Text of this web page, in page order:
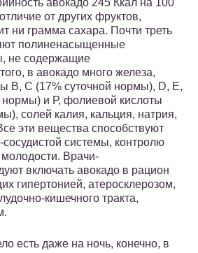
авокадо 245 Ккал на 100
от других фруктов,
ни грамма сахара. Почти треть
полиненасыщенные
не содержащие
в авокадо много железа,
В, С (17% суточной нормы), D, E,
нормы) и Р, фолиевой кислоты
солей калия, кальция, натрия,
эти вещества способствуют
системы, контролю
Врачи-
включать авокадо в рацион
гипертонией, атеросклерозом,
кишечного тракта,
есть даже на ночь, конечно, в